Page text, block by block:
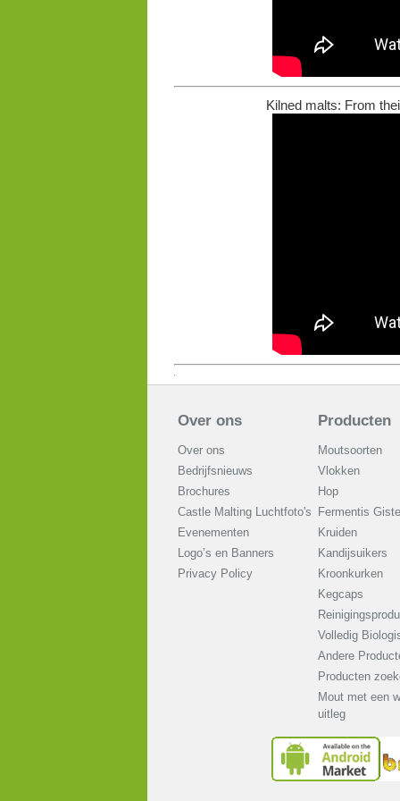
Kilned malts: From
Over ons
Over ons
Bedrijfsnieuws
Brochures
Castle Malting Luchtfoto's
Evenementen
Logo’s en Banners
Privacy Policy
Producten
Moutsoorten
Vlokken
Hop
Fermentis
Kruiden
Kandijsuikers
Kroonkurken
Kegcaps
Volledig
Andere
Producten
Mout met een
uitleg